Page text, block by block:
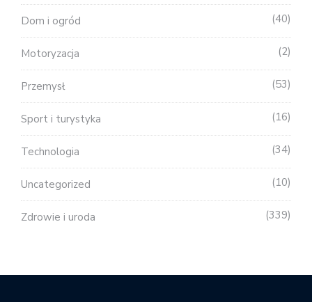
Dom i ogród 40
Motoryzacja 2
Przemysł 53
Sport i turystyka 16
Technologia 34
Uncategorized 10
Zdrowie i uroda 339